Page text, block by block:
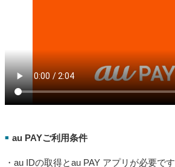
■ au PAYご利用条件
・au IDの取得とau PAY アプリが必要です